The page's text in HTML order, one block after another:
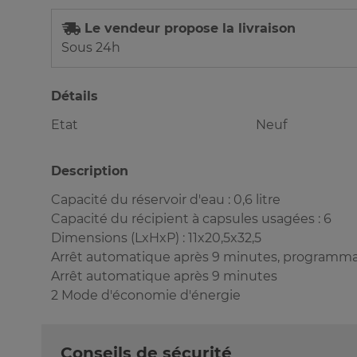
Le vendeur propose la livraison
Sous 24h
Détails
Etat
Neuf
Description
Capacité du réservoir d'eau : 0,6 litre
Capacité du récipient à capsules usagées : 6
Dimensions (LxHxP) : 11x20,5x32,5
Arrêt automatique après 9 minutes,
Arrêt automatique après 9 minutes
2 Mode d'économie d'énergie
Conseils de sécurité